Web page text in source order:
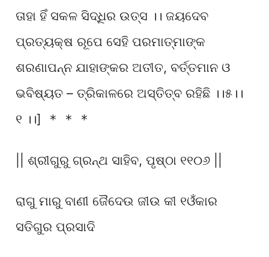
ତାହା ହିଁ ସକଳ ସିଦ୍ଧିର ଉତ୍ସ ।। ଜୟଦେବ
ପ୍ରତ୍ୟକ୍ଷ ରୂପେ ସେହି ପରମାତ୍ମାଙ୍କ
ଶରଣାପନ୍ନ ଯାହାଙ୍କର ଅତୀତ, ବର୍ତ୍ତମାନ ଓ
ଭବିଷ୍ୟତ – ତ୍ରିକାଳରେ ଅସ୍ତିତ୍ବ ରହିଛି ।।୫।।
୧ ।।] * * *
|| ଶ୍ରୀଗୁରୁ ଗ୍ରନ୍ଥ ସାହିବ, ପୃଷ୍ଠା ୧୧୦୬ ||
ରାଗୁ ମାରୁ ବାଣୀ ଜୈଦେଉ ଜୀଉ କୀ ୧ଓଁକାର
ସତିଗୁର ପ୍ରସାଦି